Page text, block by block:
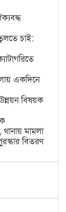
চাই:
একদিনে
উন্নয়ন বিষয়ক
মামলা
বিতরণ